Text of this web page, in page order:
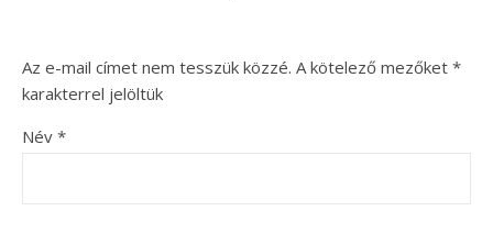
Az e-mail címet nem tesszük közzé. A kötelező mezőket *
karakterrel jelöltük
Név *